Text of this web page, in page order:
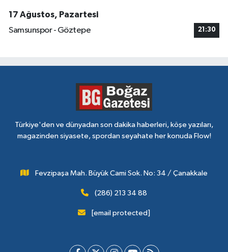
17 Ağustos, Pazartesi
Samsunspor - Göztepe
21:30
Türkiye'den ve dünyadan son dakika haberleri, köşe yazıları,
magazinden siyasete, spordan seyahate her konuda Flow!
Fevzipaşa Mah. Büyük Cami Sok. No: 34 / Çanakkale
(286) 213 34 88
[email protected]